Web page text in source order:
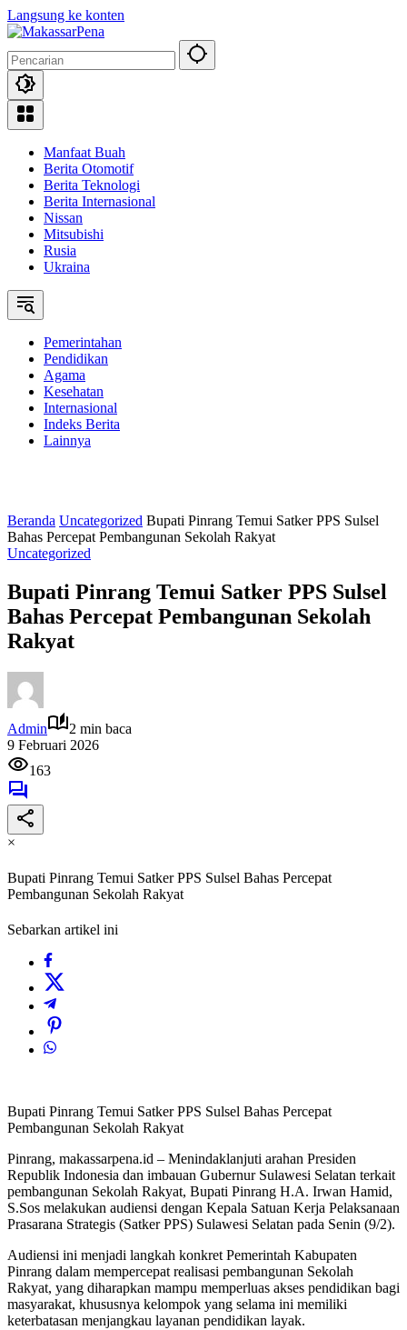
Langsung ke konten
Manfaat Buah
Berita Otomotif
Berita Teknologi
Berita Internasional
Nissan
Mitsubishi
Rusia
Ukraina
Pemerintahan
Pendidikan
Agama
Kesehatan
Internasional
Indeks Berita
Lainnya
Beranda Uncategorized Bupati Pinrang Temui Satker PPS Sulsel
Bahas Percepat Pembangunan Sekolah Rakyat
Uncategorized
Bupati Pinrang Temui Satker PPS Sulsel
Bahas Percepat Pembangunan Sekolah
Rakyat
Admin
2 min baca
9 Februari 2026
163
×
Bupati Pinrang Temui Satker PPS Sulsel Bahas Percepat
Pembangunan Sekolah Rakyat
Sebarkan artikel ini
Bupati Pinrang Temui Satker PPS Sulsel Bahas Percepat
Pembangunan Sekolah Rakyat
Pinrang, makassarpena.id – Menindaklanjuti arahan Presiden
Republik Indonesia dan imbauan Gubernur Sulawesi Selatan terkait
pembangunan Sekolah Rakyat, Bupati Pinrang H.A. Irwan Hamid,
S.Sos melakukan audiensi dengan Kepala Satuan Kerja Pelaksanaan
Prasarana Strategis (Satker PPS) Sulawesi Selatan pada Senin (9/2).
Audiensi ini menjadi langkah konkret Pemerintah Kabupaten
Pinrang dalam mempercepat realisasi pembangunan Sekolah
Rakyat, yang diharapkan mampu memperluas akses pendidikan bagi
masyarakat, khususnya kelompok yang selama ini memiliki
keterbatasan menjangkau layanan pendidikan layak.